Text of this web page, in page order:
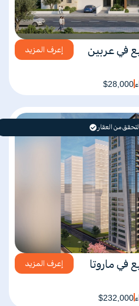
إعرف المزيد
في عربين
$28,000
من العقار
إعرف المزيد
ماروتا
$232,000